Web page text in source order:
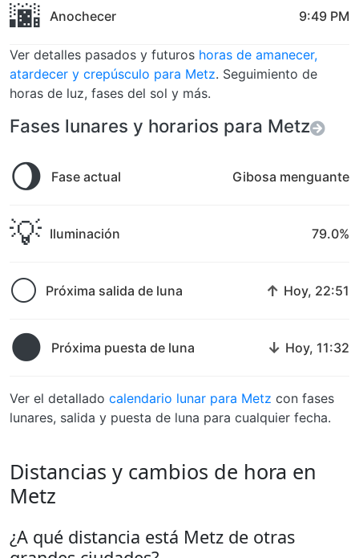
🌆 Anochecer 9:49 PM
Ver detalles pasados y futuros horas de amanecer,
atardecer y crepúsculo para Metz. Seguimiento de
horas de luz, fases del sol y más.
Fases lunares y horarios para Metz
🌖 Fase actual Gibosa menguante
💡 Iluminación 79.0%
🌕 Próxima salida de luna ↑ Hoy, 22:51
🌑 Próxima puesta de luna ↓ Hoy, 11:32
Ver el detallado calendario lunar para Metz con fases
lunares, salida y puesta de luna para cualquier fecha.
Distancias y cambios de hora en
Metz
¿A qué distancia está Metz de otras